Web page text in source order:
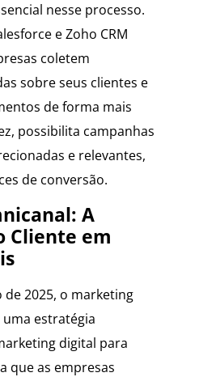
nesse processo.
e Zoho CRM
coletem
sobre seus clientes e
de forma mais
possibilita campanhas
e relevantes,
de conversão.
A
Cliente em
2025, o marketing
estratégia
digital para
que as empresas